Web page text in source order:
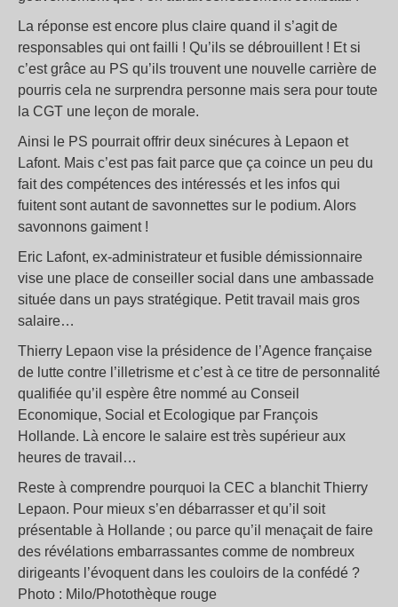
La réponse est encore plus claire quand il s’agit de
responsables qui ont failli ! Qu’ils se débrouillent ! Et si
c’est grâce au PS qu’ils trouvent une nouvelle carrière de
pourris cela ne surprendra personne mais sera pour toute
la CGT une leçon de morale.
Ainsi le PS pourrait offrir deux sinécures à Lepaon et
Lafont. Mais c’est pas fait parce que ça coince un peu du
fait des compétences des intéressés et les infos qui
fuitent sont autant de savonnettes sur le podium. Alors
savonnons gaiment !
Eric Lafont, ex-administrateur et fusible démissionnaire
vise une place de conseiller social dans une ambassade
située dans un pays stratégique. Petit travail mais gros
salaire…
Thierry Lepaon vise la présidence de l’Agence française
de lutte contre l’illetrisme et c’est à ce titre de personnalité
qualifiée qu’il espère être nommé au Conseil
Economique, Social et Ecologique par François
Hollande. Là encore le salaire est très supérieur aux
heures de travail…
Reste à comprendre pourquoi la CEC a blanchit Thierry
Lepaon. Pour mieux s’en débarrasser et qu’il soit
présentable à Hollande ; ou parce qu’il menaçait de faire
des révélations embarrassantes comme de nombreux
dirigeants l’évoquent dans les couloirs de la confédé ?
Photo : Milo/Photothèque rouge